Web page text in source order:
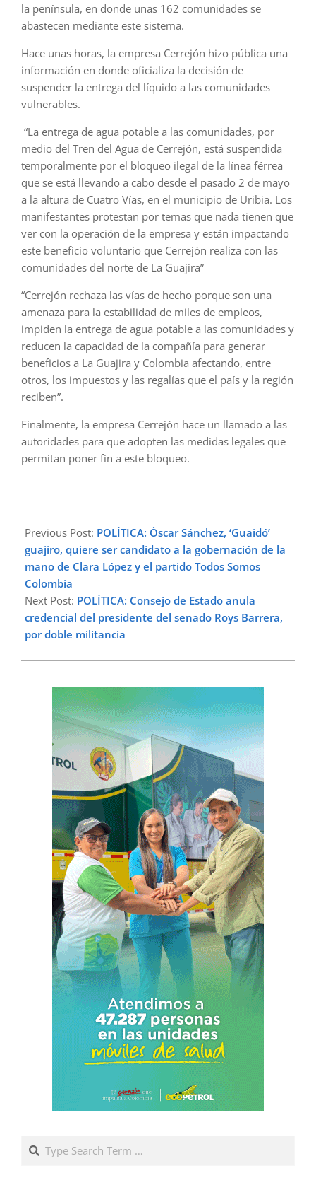
la península, en donde unas 162 comunidades se
abastecen mediante este sistema.
Hace unas horas, la empresa Cerrejón hizo pública una
información en donde oficializa la decisión de
suspender la entrega del líquido a las comunidades
vulnerables.
“La entrega de agua potable a las comunidades, por
medio del Tren del Agua de Cerrejón, está suspendida
temporalmente por el bloqueo ilegal de la línea férrea
que se está llevando a cabo desde el pasado 2 de mayo
a la altura de Cuatro Vías, en el municipio de Uribia. Los
manifestantes protestan por temas que nada tienen que
ver con la operación de la empresa y están impactando
este beneficio voluntario que Cerrejón realiza con las
comunidades del norte de La Guajira”
“Cerrejón rechaza las vías de hecho porque son una
amenaza para la estabilidad de miles de empleos,
impiden la entrega de agua potable a las comunidades y
reducen la capacidad de la compañía para generar
beneficios a La Guajira y Colombia afectando, entre
otros, los impuestos y las regalías que el país y la región
reciben”.
Finalmente, la empresa Cerrejón hace un llamado a las
autoridades para que adopten las medidas legales que
permitan poner fin a este bloqueo.
05-
04
Previous Post: POLÍTICA: Óscar Sánchez, ‘Guaidó’
guajiro, quiere ser candidato a la gobernación de la
mano de Clara López y el partido Todos Somos
Colombia
Next Post: POLÍTICA: Consejo de Estado anula
credencial del presidente del senado Roys Barrera,
por doble militancia
Search